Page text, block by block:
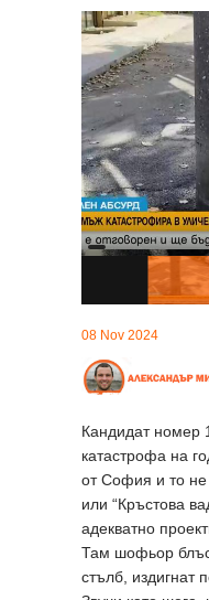
08 Nov 2024
Кандидат номер
катастрофа на
от София и то не
или “Кръстова
адекватно
Там шофьор
стълб, издигнат